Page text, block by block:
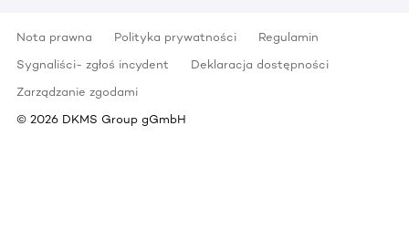
Nota prawna Polityka prywatności
Regulamin
Sygnaliści- zgłoś incydent
Deklaracja dostępności
Zarządzanie zgodami
© 2026 DKMS Group gGmbH